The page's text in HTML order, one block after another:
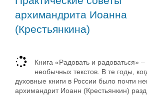
архимандрита Иоанна
(Крестьянкина)
Книга «Радовать и радоваться» –
необычных текстов. В те годы,
духовные книги в России было почти
архимандрит Иоанн (Крестьянкин)